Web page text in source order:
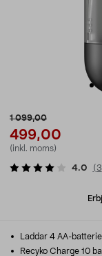
1 099,00
499,00
(inkl. moms)
4.0 (3
Laddar 4 AA-
Recyko Charge 10